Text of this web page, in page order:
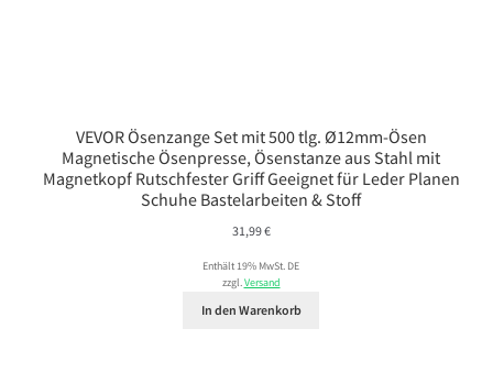
VEVOR Ösenzange Set mit 500 tlg. Ø12mm-Ösen
Magnetische Ösenpresse, Ösenstanze aus Stahl mit
Magnetkopf Rutschfester Griff Geeignet für Leder Planen
Schuhe Bastelarbeiten & Stoff
31,99€
Enthält 19% MwSt. DE
zzgl.Versand
In den Warenkorb